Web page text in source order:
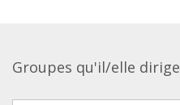
Groupes qu'il/elle dirige